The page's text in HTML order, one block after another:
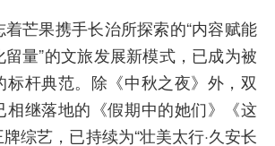
芒果携手长治所探索的“内容赋能
量”的文旅发展新模式，已成为被
标杆典范。除《中秋之夜》外，双
相继落地的《假期中的她们》《这
综艺，已持续为“壮美太行·久安长